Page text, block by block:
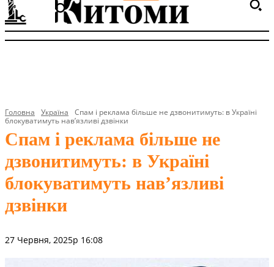
Головна Україна
Спам і реклама більше не дзвонитимуть: в Україні
блокуватимуть нав’язливі дзвінки
Спам і реклама більше не
дзвонитимуть: в Україні
блокуватимуть нав’язливі
дзвінки
27 Червня, 2025р 16:08